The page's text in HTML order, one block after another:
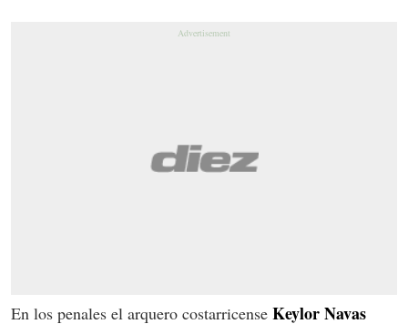
En los penales el arquero costarricense Keylor Navas